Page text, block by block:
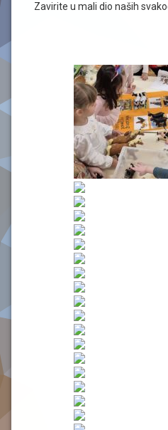
Zavirite u mali dio naših